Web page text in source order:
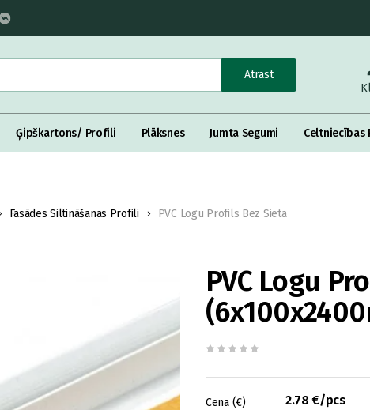
Atrast
Ģipškartons/ Profili Plāksnes Jumta Segumi Celtniecības
Fasādes Siltināšanas Profili PVC Logu Profils Bez Sieta
PVC Logu
Cena (€) 2.78 €/pcs